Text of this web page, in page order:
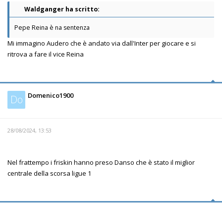
Waldganger ha scritto:
Pepe Reina è na sentenza
Mi immagino Audero che è andato via dall'Inter per giocare e si
ritrova a fare il vice Reina
Do Domenico1900
28/08/2024, 13:53
Nel frattempo i friskin hanno preso Danso che è stato il miglior
centrale della scorsa ligue 1